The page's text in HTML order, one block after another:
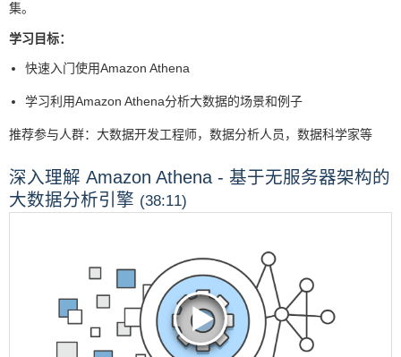
集。
学习目标：
快速入门使用Amazon Athena
学习利用Amazon Athena分析大数据的场景和例子
推荐参与人群：大数据开发工程师，数据分析人员，数据科学家等
深入理解 Amazon Athena - 基于无服务器架构的
大数据分析引擎 (38:11)